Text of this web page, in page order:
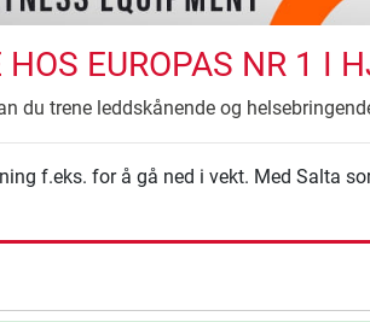
EUROPAS NR 1 I
du trene leddskånende og
f.eks. for å gå ned i vekt. Med Salta